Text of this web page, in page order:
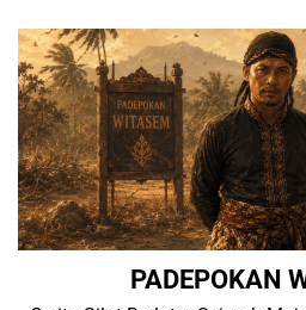
content
PADEPOKAN